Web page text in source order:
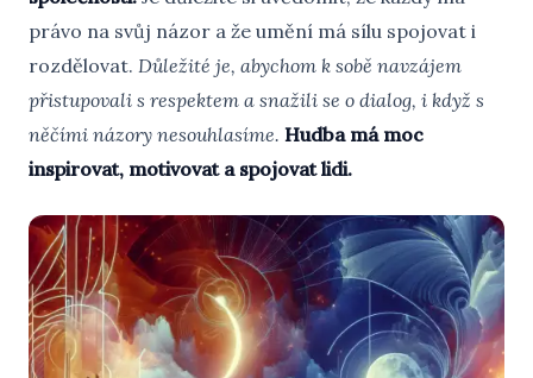
právo na svůj názor a že umění má sílu spojovat i
rozdělovat. Důležité je, abychom k sobě navzájem
přistupovali s respektem a snažili se o dialog, i když s
něčími názory nesouhlasíme. Hudba má moc
inspirovat, motivovat a spojovat lidi.